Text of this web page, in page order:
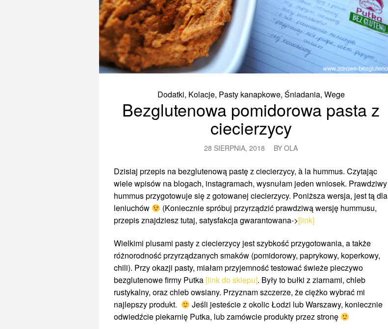
Dodatki, Kolacje, Pasty kanapkowe, Śniadania, Wege
Bezglutenowa pomidorowa pasta z
ciecierzycy
28 SIERPNIA, 2018 BYOLA
Dzisiaj przepis na bezglutenową pastę z ciecierzycy, à la hummus. Czytając
wiele wpisów na blogach, instagramach, wysnułam jeden wniosek. Prawdziwy
hummus przygotowuje się z gotowanej ciecierzycy. Poniższa wersja, jest tą dla
leniuchów
(Koniecznie spróbuj przyrządzić prawdziwą wersję hummusu,
przepis znajdziesz tutaj, satysfakcja gwarantowana->[link]
Wielkimi plusami pasty z ciecierzycy jest szybkość przygotowania, a także
różnorodność przyrządzanych smaków (pomidorowy, paprykowy, koperkowy,
chili). Przy okazji pasty, miałam przyjemność testować świeże pieczywo
bezglutenowe firmy Putka [link do sklepu]. Były to bułki z ziarnami, chleb
rustykalny, oraz chleb owsiany. Przyznam szczerze, że ciężko wybrać mi
najlepszy produkt.
Jeśli jesteście z okolic Łodzi lub Warszawy, koniecznie
odwiedźcie piekarnię Putka, lub zamówcie produkty przez stronę